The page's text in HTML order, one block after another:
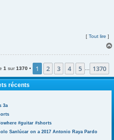
[ Tout lire ]
1 sur1370 • 1 2 3 4 5 1370
récents
3a
#guitar #shorts
Sanlúcar on a 2017 Antonio Raya Pardo